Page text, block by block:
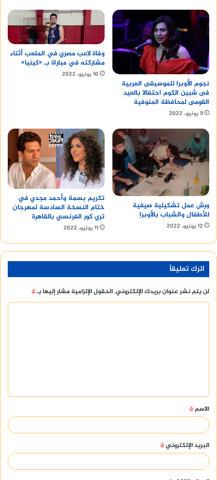
نجوم الأوبرا للموسيقى العربية
فى شبين الكوم احتفالا بالعيد
القومى لمحافظة المنوفية
9 يونيو، 2022
وفاة لاعب مصري في الملعب أثناء
مشاركته في مباراة بـ «كينيا»
10 يونيو، 2022
ورش عمل تشكيلية صيفية
للأطفال والشباب بالأوبرا
12 يونيو، 2022
تكريم بسمة وأحمد مجدي في
ختام النسخة السادسة لمهرجان
تري كور الفرنسي بالقاهرة
11 يونيو، 2022
اترك تعليقاً
لن يتم نشر عنوان بريدك الإلكتروني.الحقول الإلزامية مشار إليها بـ*
ق
*
الاسم*
البريد الإلكتروني*